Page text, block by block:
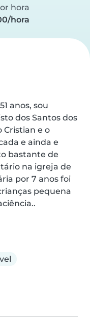
hora
hora
anos, sou
dos Santos dos
Cristian e o
e ainda e
bastante de
na igreja de
por 7 anos foi
pequena